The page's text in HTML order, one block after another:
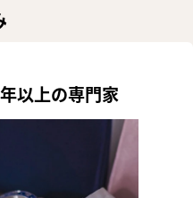
以上の専門家